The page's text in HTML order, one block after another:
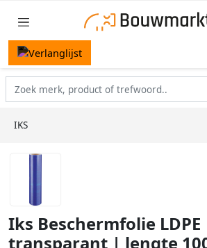
IKS
Iks Beschermfolie
transparant | lengte